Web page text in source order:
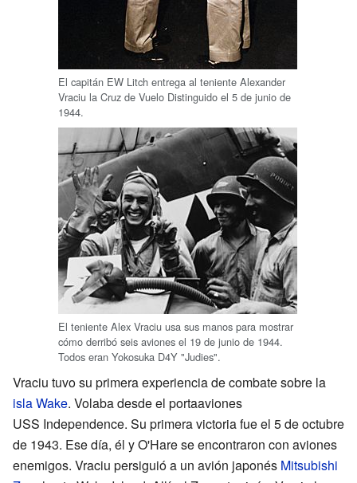
El capitán EW Litch entrega al teniente Alexander
Vraciu la Cruz de Vuelo Distinguido el 5 de junio de
1944.
El teniente Alex Vraciu usa sus manos para mostrar
cómo derribó seis aviones el 19 de junio de 1944.
Todos eran Yokosuka D4Y "Judies".
Vraciu tuvo su primera experiencia de combate sobre la
isla Wake. Volaba desde el portaaviones
USS Independence. Su primera victoria fue el 5 de octubre
de 1943. Ese día, él y O'Hare se encontraron con aviones
enemigos. Vraciu persiguió a un avión japonés Mitsubishi